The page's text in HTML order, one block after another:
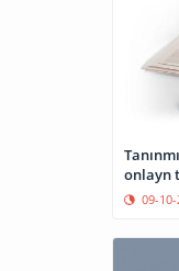
onlayn
09-